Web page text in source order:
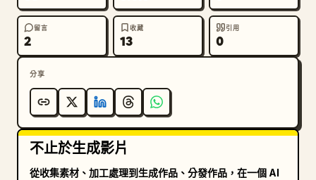
留言
2
收藏
13
引用
0
分享
不止於生成影片
從收集素材、加工處理到生成作品、分發作品，在一個 AI